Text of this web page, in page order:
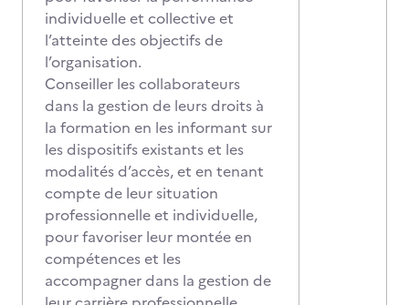
individuelle et collective et
l’atteinte des objectifs de
l’organisation.
Conseiller les collaborateurs
dans la gestion de leurs droits à
la formation en les informant sur
les dispositifs existants et les
modalités d’accès, et en tenant
compte de leur situation
professionnelle et individuelle,
pour favoriser leur montée en
compétences et les
accompagner dans la gestion de